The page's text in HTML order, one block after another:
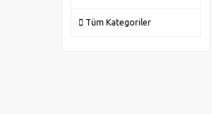
Tüm Kategoriler